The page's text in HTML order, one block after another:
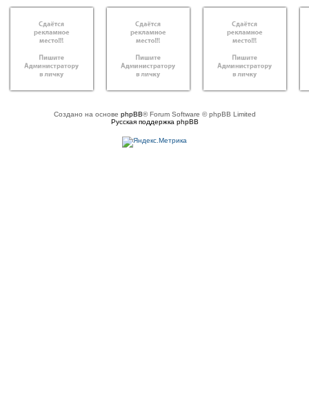
Создано на основе phpBB® Forum Software © phpBB Limited
Русская поддержка phpBB